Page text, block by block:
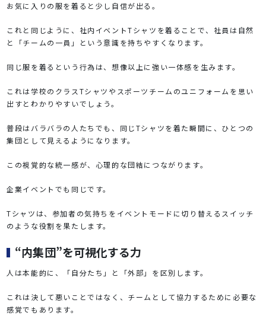
お気に入りの服を着ると少し自信が出る。
これと同じように、社内イベントTシャツを着ることで、社員は自然
と「チームの一員」という意識を持ちやすくなります。
同じ服を着るという行為は、想像以上に強い一体感を生みます。
これは学校のクラスTシャツやスポーツチームのユニフォームを思い
出すとわかりやすいでしょう。
普段はバラバラの人たちでも、同じTシャツを着た瞬間に、ひとつの
集団として見えるようになります。
この視覚的な統一感が、心理的な団結につながります。
企業イベントでも同じです。
Tシャツは、参加者の気持ちをイベントモードに切り替えるスイッチ
のような役割を果たします。
“内集団”を可視化する力
人は本能的に、「自分たち」と「外部」を区別します。
これは決して悪いことではなく、チームとして協力するために必要な
感覚でもあります。